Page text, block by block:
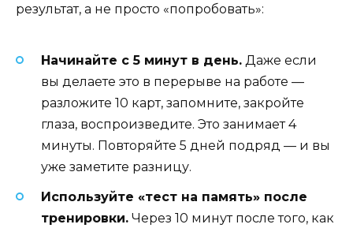
результат, а не просто «попробовать»:
Начинайте с 5 минут в день. Даже если
вы делаете это в перерыве на работе —
разложите 10 карт, запомните, закройте
глаза, воспроизведите. Это занимает 4
минуты. Повторяйте 5 дней подряд — и вы
уже заметите разницу.
Используйте «тест на память» после
тренировки. Через 10 минут после того, как